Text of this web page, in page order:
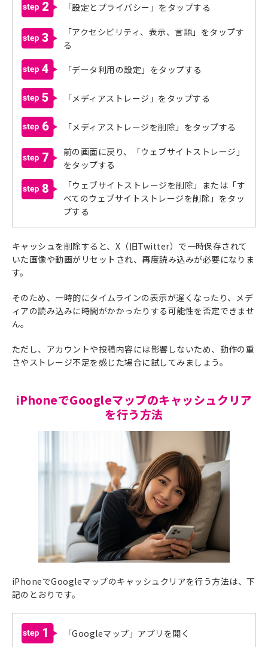
2 「設定とプライバシー」をタップする
3
「アクセシビリティ、表示、言語」をタップす
る
4 「データ利用の設定」をタップする
5 「メディアストレージ」をタップする
6 「メディアストレージを削除」をタップする
7
前の画面に戻り、「ウェブサイトストレージ」
をタップする
8
「ウェブサイトストレージを削除」または「す
べてのウェブサイトストレージを削除」をタッ
プする
キャッシュを削除すると、X（旧Twitter）で一時保存されて
いた画像や動画がリセットされ、再度読み込みが必要になりま
す。
そのため、一時的にタイムラインの表示が遅くなったり、メデ
ィアの読み込みに時間がかかったりする可能性を否定できませ
ん。
ただし、アカウントや投稿内容には影響しないため、動作の重
さやストレージ不足を感じた場合に試してみましょう。
iPhoneでGoogleマップのキャッシュクリア
を行う方法
iPhoneでGoogleマップのキャッシュクリアを行う方法は、下
記のとおりです。
1 「Googleマップ」アプリを開く